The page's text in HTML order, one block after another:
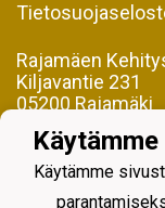
Rajamäen
Kiljavantie 231
05200 Rajamäki
Y-tunnus
Käytämme